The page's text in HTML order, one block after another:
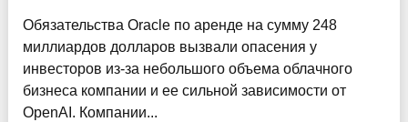
Обязательства Oracle по аренде на сумму 248
миллиардов долларов вызвали опасения у
инвесторов из-за небольшого объема облачного
бизнеса компании и ее сильной зависимости от
OpenAI. Компании...